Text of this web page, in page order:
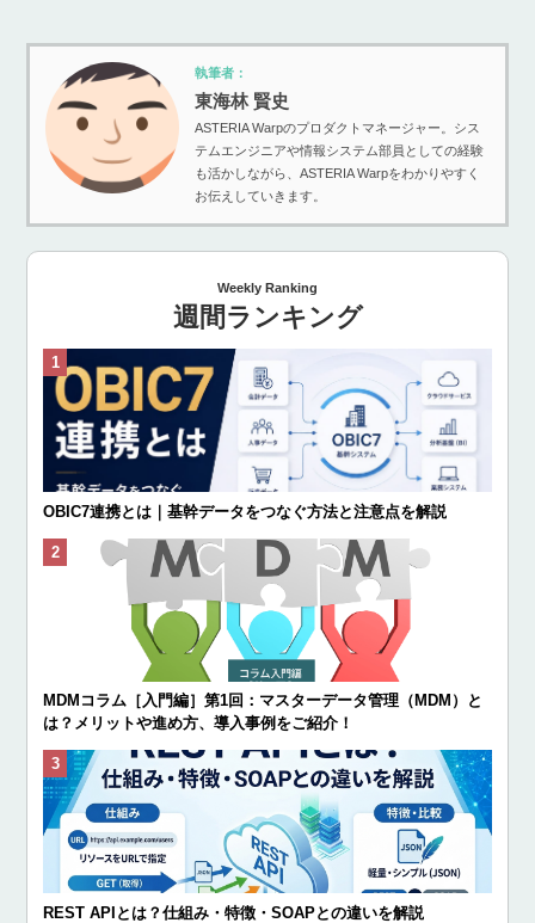
執筆者：
東海林 賢史
ASTERIA Warpのプロダクトマネージャー。シス
テムエンジニアや情報システム部員としての経験
も活かしながら、ASTERIA Warpをわかりやすく
お伝えしていきます。
Weekly Ranking
週間ランキング
OBIC7連携とは｜基幹データをつなぐ方法と注意点を解説
MDMコラム［入門編］第1回：マスターデータ管理（MDM）と
は？メリットや進め方、導入事例をご紹介！
REST APIとは？仕組み・特徴・SOAPとの違いを解説